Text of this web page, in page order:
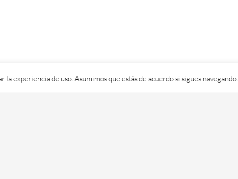
experiencia de uso. Asumimos que estás de acuerdo si sigues navegando.